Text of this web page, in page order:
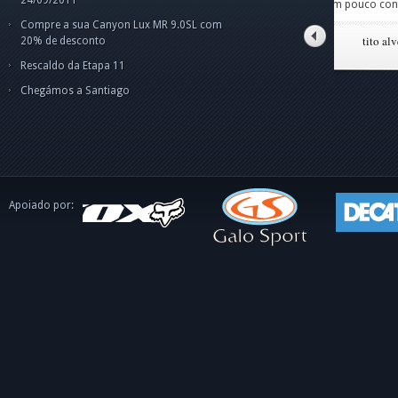
Compre a sua Canyon Lux MR 9.0SL com
20% de desconto
Rescaldo da Etapa 11
Chegámos a Santiago
tito alves pinto
o
o
Apoiado por: